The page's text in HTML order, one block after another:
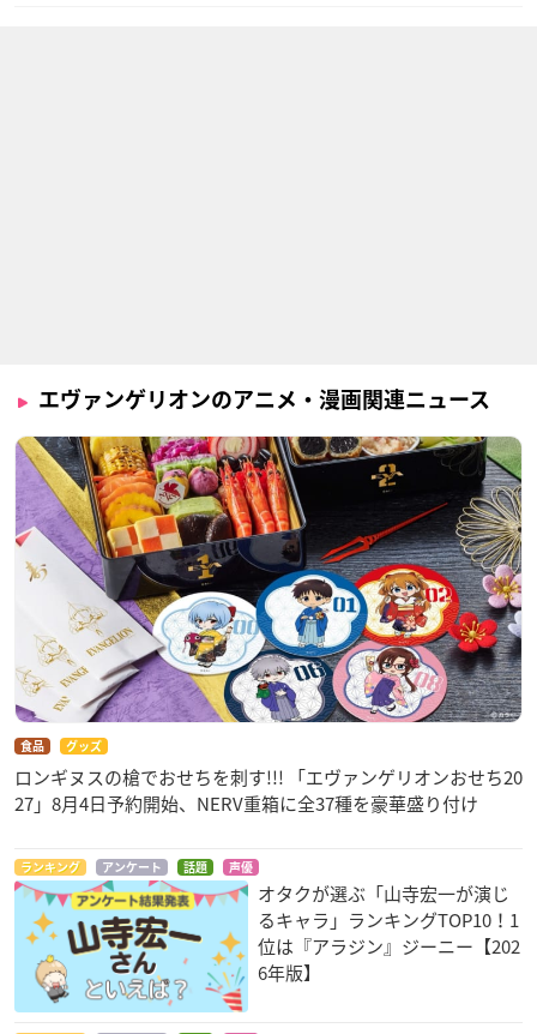
エヴァンゲリオンのアニメ・漫画関連ニュース
食品 グッズ
ロンギヌスの槍でおせちを刺す!!! 「エヴァンゲリオンおせち20
27」8月4日予約開始、NERV重箱に全37種を豪華盛り付け
ランキング アンケート 話題 声優
オタクが選ぶ「山寺宏一が演じ
るキャラ」ランキングTOP10！1
位は『アラジン』ジーニー【202
6年版】